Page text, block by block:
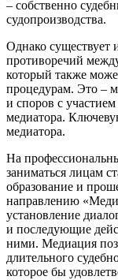
– собственно
судопроизводства.
Однако существует
противоречий
который также
процедурам. Это –
и споров с
медиатора.
медиатора.
На
заниматься лицам
образование и
направлению
установление
и последующие
ними. Медиация
длительного
которое бы